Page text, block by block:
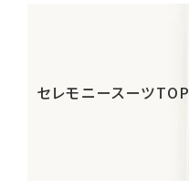
セレモニースーツTOP